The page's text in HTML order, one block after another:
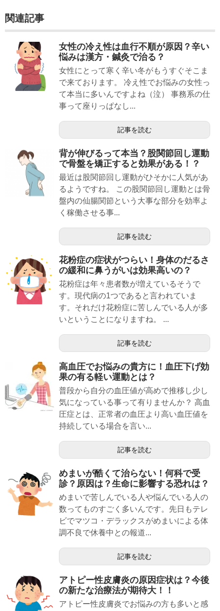
関連記事
女性の冷え性は血行不順が原因？辛い
悩みは漢方・鍼灸で治る？
女性にとって寒く辛い冬がもうすぐそこま
で来ております。 冷え性でお悩みの女性っ
て本当に多いんですよね（泣） 事務系の仕
事って座りっぱなし...
記事を読む
背が伸びるって本当？股関節回し運動
で骨盤を矯正すると効果がある！？
最近は股関節回し運動がひそかに人気があ
るようですね。 この股関節回し運動とは骨
盤内の仙腸関節という大事な部分を効率よ
く稼働させる事...
記事を読む
花粉症の症状がつらい！身体のだるさ
の緩和に鼻うがいは効果高いの？
花粉症は年々患者数が増えているそうで
す。現代病の1つであると言われていま
す。それだけ花粉症に苦しんでいる人が多
いということになりますね。 ...
記事を読む
高血圧でお悩みの貴方に！血圧下げ効
果の有る軽い運動とは？
普段から自分の血圧値が高めで推移し少し
気になっている事って有りませんか？ 高血
圧症とは、正常者の血圧より高い血圧値を
持続している場合を言い...
記事を読む
めまいが酷くて治らない！何科で受
診？原因は？生命に影響する恐れは？
めまいで苦しんでいる人や悩んでいる人の
数ってものすごく多いんです。先日もテレ
ビでマツコ・デラックスがめまいによる体
調不良で休養中との報道...
記事を読む
アトピー性皮膚炎の原因症状は？今後
の新たな治療法が期待大！！
アトピー性皮膚炎でお悩みの方も多いと感